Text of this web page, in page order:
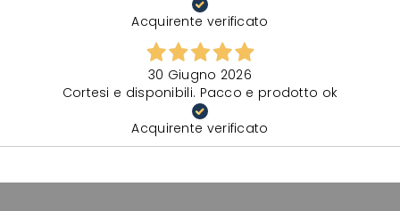
Acquirente verificato
30 Giugno 2026
Cortesi e disponibili. Pacco e prodotto ok
Acquirente verificato